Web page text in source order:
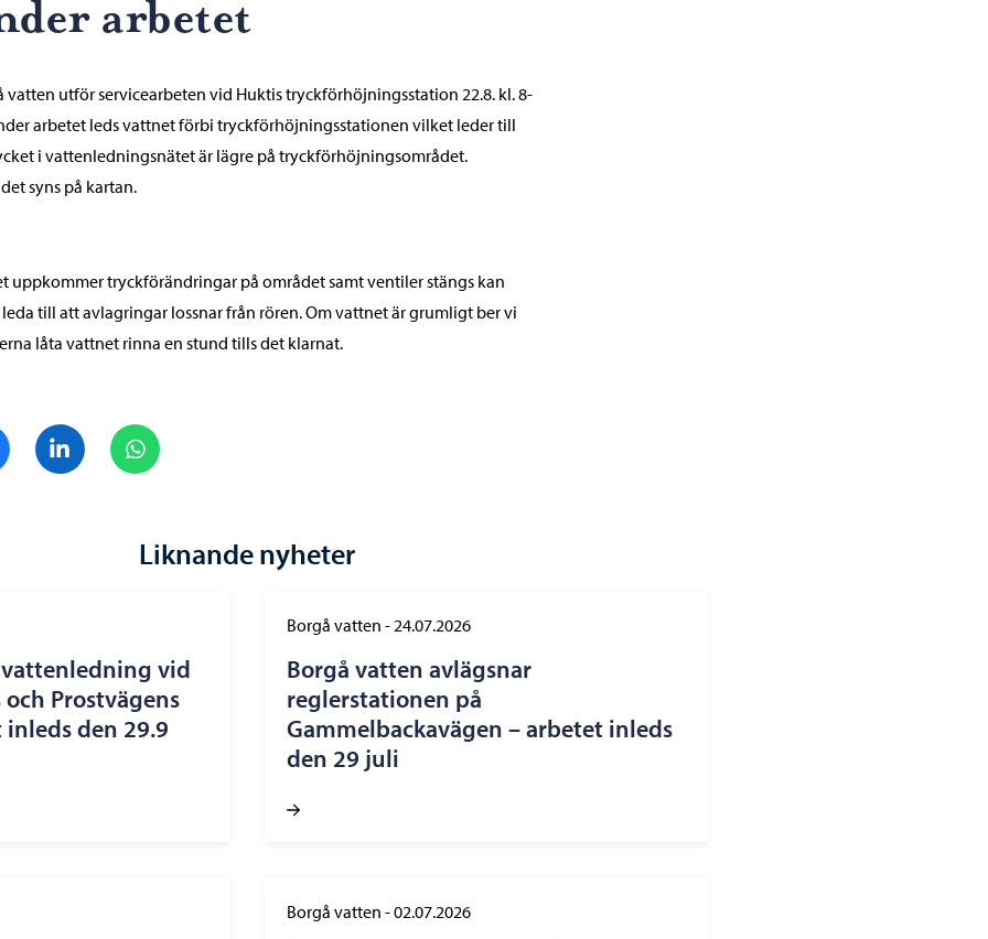
arbetet
vatten utför servicearbeten vid Huktis tryckförhöjningsstation 22.8. kl. 8-
arbetet leds vattnet förbi tryckförhöjningsstationen vilket leder till
i vattenledningsnätet är lägre på tryckförhöjningsområdet.
syns på kartan.
uppkommer tryckförändringar på området samt ventiler stängs kan
till att avlagringar lossnar från rören. Om vattnet är grumligt ber vi
låta vattnet rinna en stund tills det klarnat.
Dela på FacebookDela på LinkedIn
Liknande nyheter
vid
Prostvägens
den 29.9
Borgå vatten -24.07.2026
Borgå vatten avlägsnar
reglerstationen på
Gammelbackavägen – arbetet inleds
den 29 juli
Borgå vatten -02.07.2026